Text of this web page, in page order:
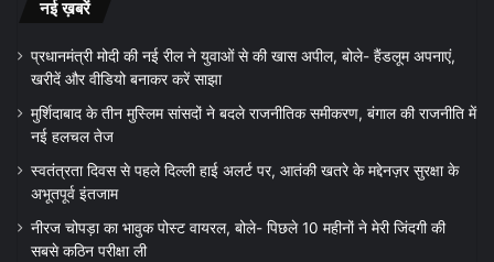
नई ख़बरें
प्रधानमंत्री मोदी की नई रील ने युवाओं से की खास अपील, बोले- हैंडलूम अपनाएं,
खरीदें और वीडियो बनाकर करें साझा
मुर्शिदाबाद के तीन मुस्लिम सांसदों ने बदले राजनीतिक समीकरण, बंगाल की राजनीति में
नई हलचल तेज
स्वतंत्रता दिवस से पहले दिल्ली हाई अलर्ट पर, आतंकी खतरे के मद्देनज़र सुरक्षा के
अभूतपूर्व इंतजाम
नीरज चोपड़ा का भावुक पोस्ट वायरल, बोले- पिछले 10 महीनों ने मेरी जिंदगी की
सबसे कठिन परीक्षा ली